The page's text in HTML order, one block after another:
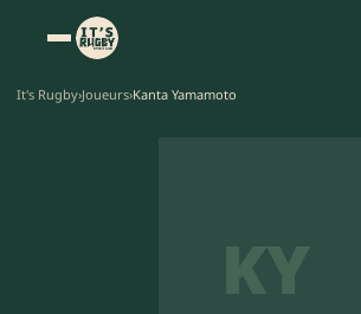
It's Rugby›Joueurs›Kanta Yamamoto
KY